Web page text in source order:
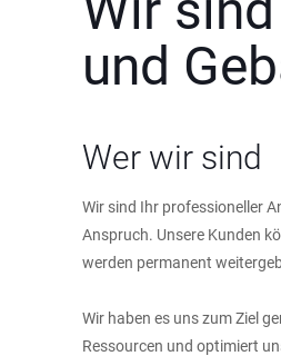
und
Wer wir sind
Wir sind Ihr professioneller
Anspruch. Unsere Kunden
werden permanent
Wir haben es uns zum Ziel
Ressourcen und optimiert